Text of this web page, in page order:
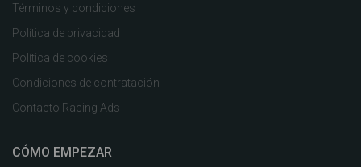
Términos y condiciones
Política de privacidad
Política de cookies
Condiciones de contratación
Contacto Racing Ads
CÓMO EMPEZAR